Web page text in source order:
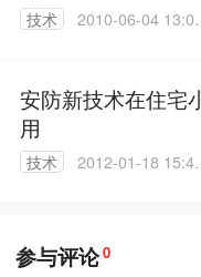
技术
2010-06-04
安防新技术在住宅
用
技术
2012-01-18
参与评论0